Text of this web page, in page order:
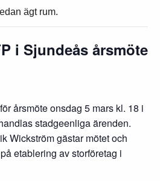
ägt rum.
i Sjundeås årsmöte
årsmöte onsdag 5 mars kl. 18 i
stadgeenliga ärenden.
Wickström gästar mötet och
etablering av storföretag i